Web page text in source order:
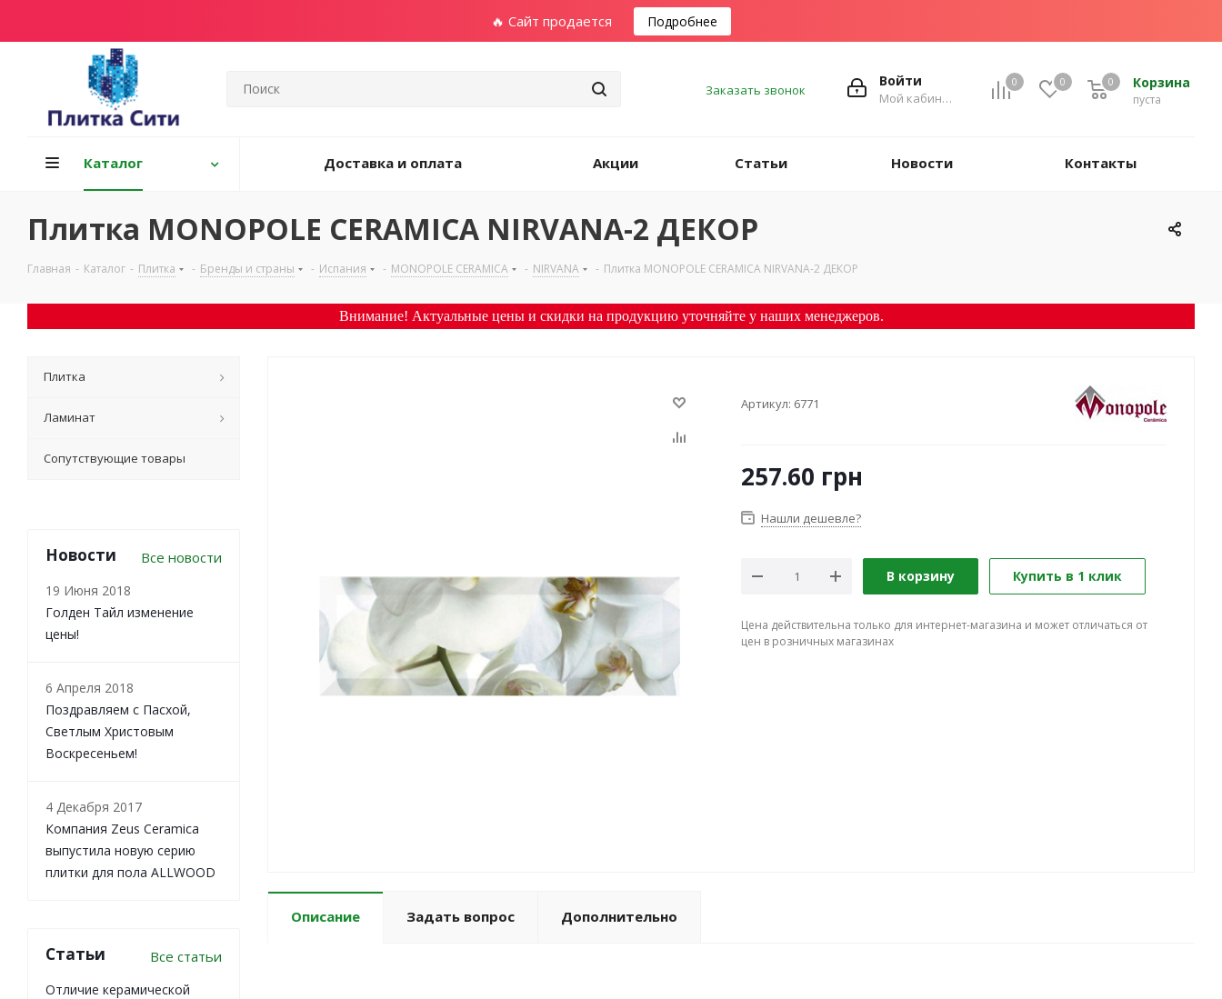
🔥 Сайт продается Подробнее
0 0 Корзина
пуста
0
Войти
Мой кабинет
Заказать звонок
Каталог Доставка и оплата Акции Статьи Новости Контакты
Плитка MONOPOLE CERAMICA NIRVANA-2 ДЕКОР
Главная - Каталог - Плитка - Бренды и страны - Испания - MONOPOLE CERAMICA - NIRVANA - Плитка MONOPOLE CERAMICA NIRVANA-2 ДЕКОР
Внимание! Актуальные цены и скидки на продукцию уточняйте у наших менеджеров.
Артикул: 6771
257.60 грн
Нашли дешевле?
В корзину Купить в 1 клик
Цена действительна только для интернет-магазина и может отличаться от
цен в розничных магазинах
Описание Задать вопрос Дополнительно
Плитка
Ламинат
Сопутствующие товары
Новости Все новости
19 Июня 2018
Голден Тайл изменение
цены!
6 Апреля 2018
Поздравляем с Пасхой,
Светлым Христовым
Воскресеньем!
4 Декабря 2017
Компания Zeus Ceramica
выпустила новую серию
плитки для пола ALLWOOD
Статьи Все статьи
Отличие керамической